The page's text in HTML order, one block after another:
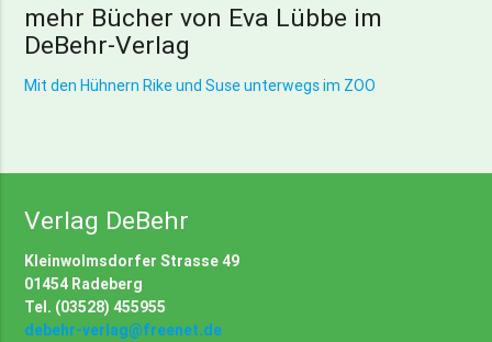
mehr Bücher von Eva Lübbe im
DeBehr-Verlag
Mit den Hühnern Rike und Suse unterwegs im ZOO
Verlag DeBehr
Kleinwolmsdorfer Strasse 49
01454 Radeberg
Tel. (03528) 455955
debehr-verlag@freenet.de